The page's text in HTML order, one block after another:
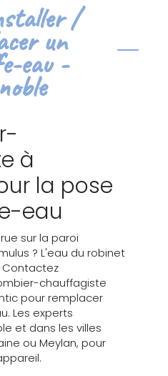
/
un
eau -
à
la pose
eau
sur la paroi
? L'eau du robinet
Contactez
chauffagiste
pour remplacer
Les experts
et dans les villes
ou Meylan, pour